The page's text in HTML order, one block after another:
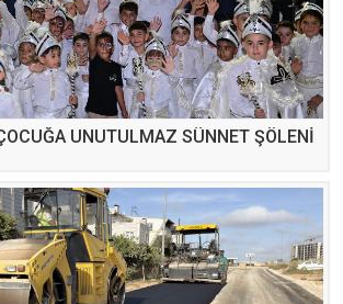
UNUTULMAZ SÜNNET ŞÖLENİ